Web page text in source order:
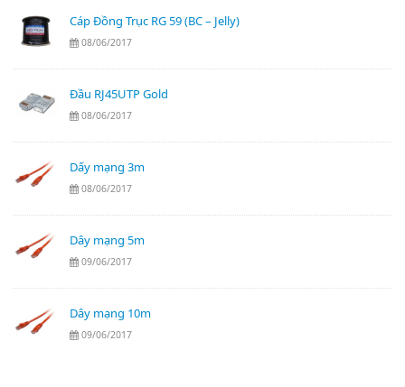
Cáp Đồng Trục RG 59 (BC – Jelly)
08/06/2017
Đầu RJ45UTP Gold
08/06/2017
Dấy mạng 3m
08/06/2017
Dây mạng 5m
09/06/2017
Dây mạng 10m
09/06/2017